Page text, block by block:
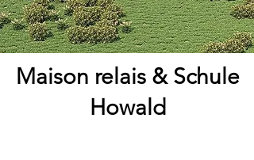
Maison relais & Schule
Howald